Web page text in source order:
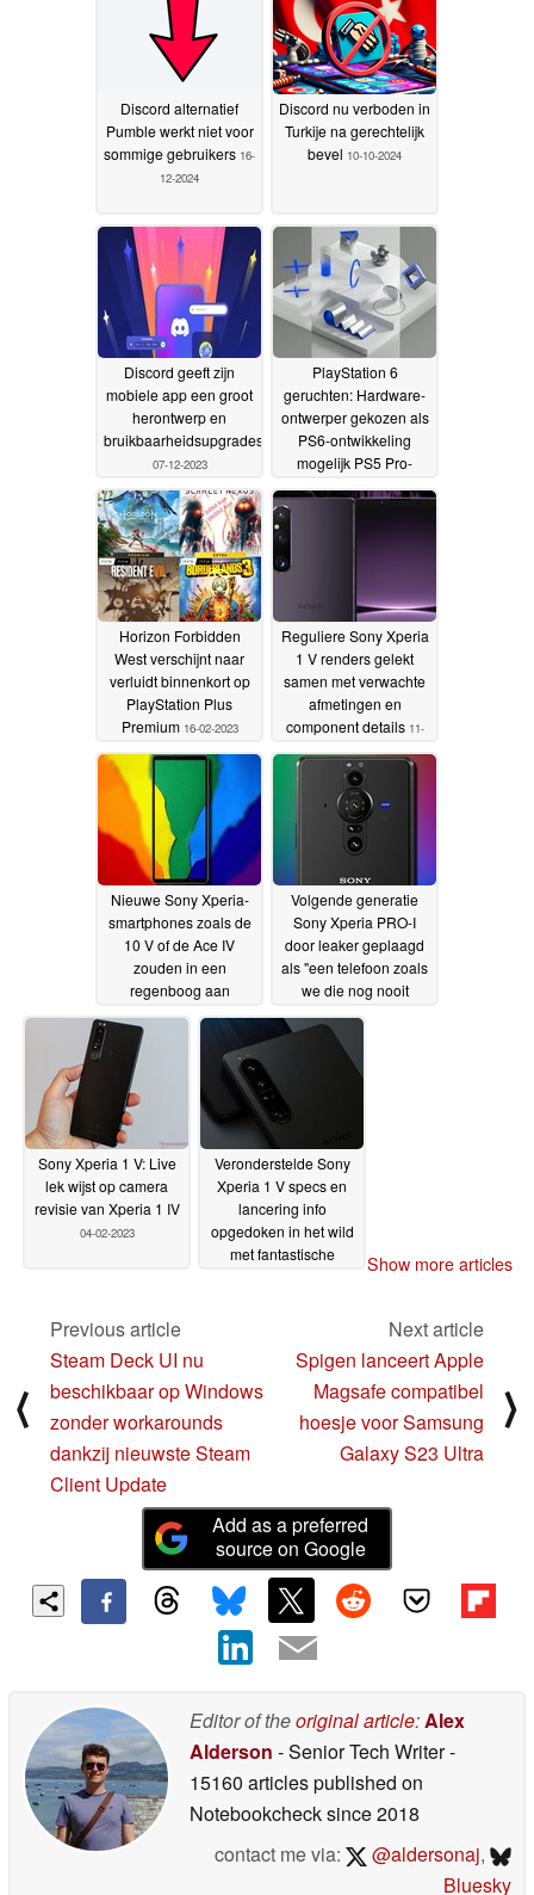
Discord alternatief
Pumble werkt niet voor
sommige gebruikers 16-
12-2024
Discord nu verboden in
Turkije na gerechtelijk
bevel 10-10-2024
Discord geeft zijn
mobiele app een groot
herontwerp en
bruikbaarheidsupgrades
07-12-2023
PlayStation 6
geruchten: Hardware-
ontwerper gekozen als
PS6-ontwikkeling
mogelijk PS5 Pro-
13-03-
Horizon Forbidden
West verschijnt naar
verluidt binnenkort op
PlayStation Plus
Premium 16-02-2023
Reguliere Sony Xperia
1 V renders gelekt
samen met verwachte
afmetingen en
component details 11-
02-2023
Nieuwe Sony Xperia-
smartphones zoals de
10 V of de Ace IV
zouden in een
regenboog aan
verschijnen
Volgende generatie
Sony Xperia PRO-I
door leaker geplaagd
als "een telefoon zoals
we die nog nooit
Sony Xperia 1 V: Live
lek wijst op camera
revisie van Xperia 1 IV
04-02-2023
Veronderstelde Sony
Xperia 1 V specs en
lancering info
opgedoken in het wild
met fantastische
Show more articles
⟨
Previous article
Steam Deck UI nu
beschikbaar op Windows
zonder workarounds
dankzij nieuwste Steam
Client Update
Next article
Spigen lanceert Apple
Magsafe compatibel
hoesje voor Samsung
Galaxy S23 Ultra
⟩
Add as a preferred
source on Google
Editor of theoriginal article:Alex
Alderson - Senior Tech Writer-
15160 articles published on
Notebookchecksince 2018
contact me via:
@aldersonaj,
Bluesky